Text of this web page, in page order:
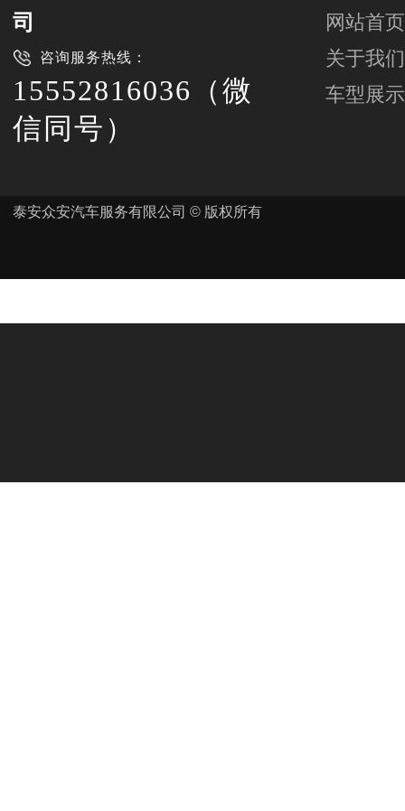
司
咨询服务热线：
15552816036（微
信同号）
网站首页
关于我们
车型展示
泰安众安汽车服务有限公司 © 版权所有